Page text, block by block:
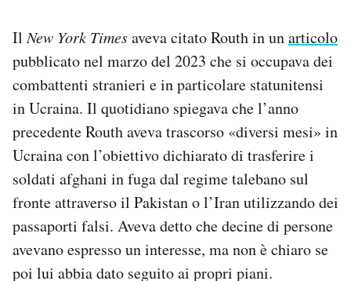
IlNew York Timesaveva citato Routh in unarticolo
pubblicato nel marzo del 2023 che si occupava dei
combattenti stranieri e in particolare statunitensi
in Ucraina. Il quotidiano spiegava che l’anno
precedente Routh aveva trascorso «diversi mesi» in
Ucraina con l’obiettivo dichiarato di trasferire i
soldati afghani in fuga dal regime talebano sul
fronte attraverso il Pakistan o l’Iran utilizzando dei
passaporti falsi. Aveva detto che decine di persone
avevano espresso un interesse, ma non è chiaro se
poi lui abbia dato seguito ai propri piani.